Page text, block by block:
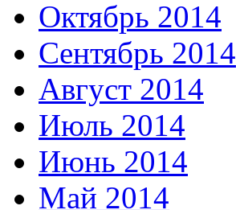
Октябрь 2014
Сентябрь 2014
Август 2014
Июль 2014
Июнь 2014
Май 2014